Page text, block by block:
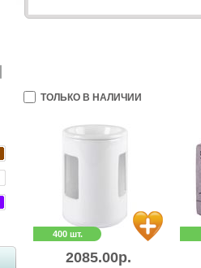
ТОЛЬКО В НАЛИЧИИ
400 шт.
2085.00р.